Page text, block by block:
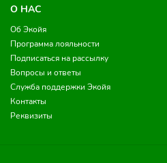
О НАС
Об Экойя
Программа лояльности
Подписаться на рассылку
Вопросы и ответы
Служба поддержки Экойя
Контакты
Реквизиты